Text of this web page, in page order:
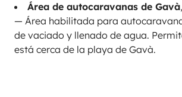
Área de autocaravanas de Gavà
— Área habilitada para
de vaciado y llenado de agua.
está cerca de la playa de Gavà.